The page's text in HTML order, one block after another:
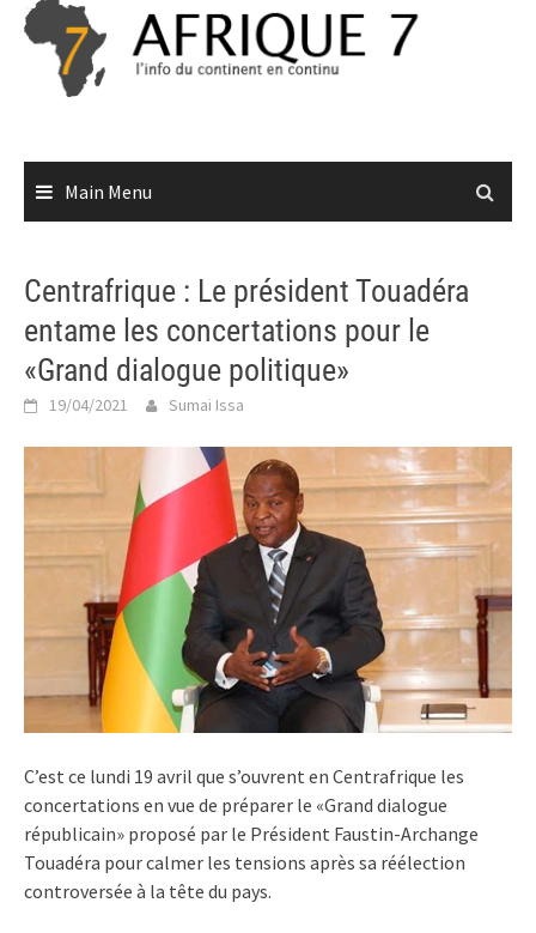
Skip
content
Main Menu
Centrafrique : Le président Touadéra
entame les concertations pour le
«Grand dialogue politique»
19/04/2021 Sumai Issa
C’est ce lundi 19 avril que s’ouvrent en Centrafrique les
concertations en vue de préparer le «Grand dialogue
républicain» proposé par le Président Faustin-Archange
Touadéra pour calmer les tensions après sa réélection
controversée à la tête du pays.